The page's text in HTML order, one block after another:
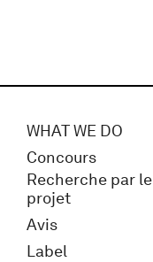
WHAT WE DO
Concours
Recherche par le
projet
Avis
Label